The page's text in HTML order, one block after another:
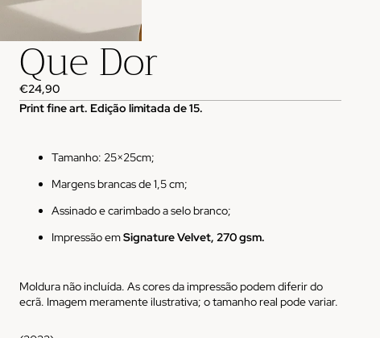
Que Dor
€24,90
Print fine art. Edição limitada de 15.
Tamanho: 25×25cm;
Margens brancas de 1,5 cm;
Assinado e carimbado a selo branco;
Impressão emSignature Velvet, 270 gsm.
Moldura não incluída. As cores da impressão podem diferir do
ecrã. Imagem meramente ilustrativa; o tamanho real pode variar.